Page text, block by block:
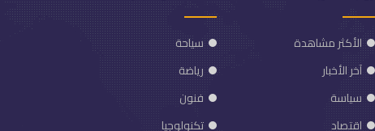
الأكثر مشاهدة
آخر الأخبار
سياسة
اقتصاد
سياحة
رياضة
فنون
تكنولوجيا